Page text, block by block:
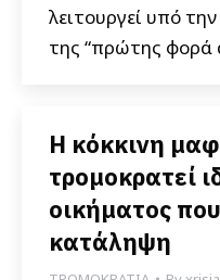
λειτουργεί υπό
της “πρώτης φορά
Η κόκκινη
τρομοκρατεί
οικήματος
κατάληψη